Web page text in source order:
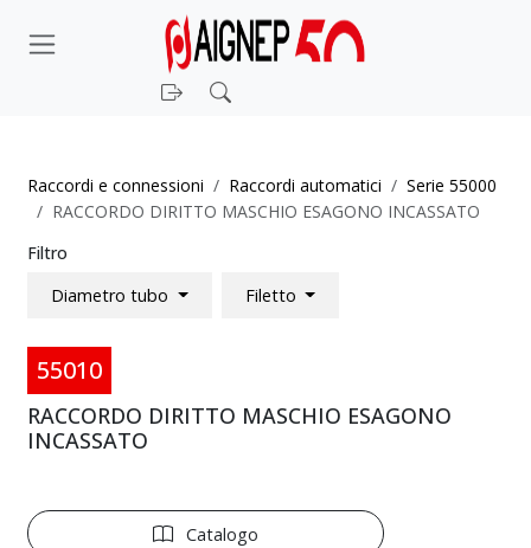
Login
Raccordi e connessioni Raccordi automatici
Serie 55000
RACCORDO DIRITTO MASCHIO ESAGONO INCASSATO
Filtro
Diametro tubo
Filetto
55010
RACCORDO DIRITTO MASCHIO ESAGONO
INCASSATO
Catalogo